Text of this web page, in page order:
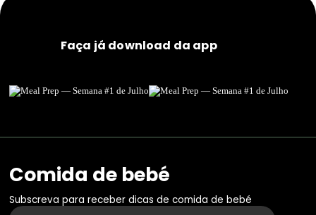
Comida de bebé
Subscreva para receber dicas de comida de bebé
Faça já download da app